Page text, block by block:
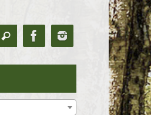
Suchen
nach:
Suchen